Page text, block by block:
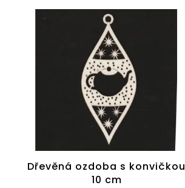
Dřevěná ozdoba s konvičkou
10 cm